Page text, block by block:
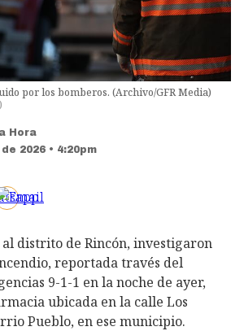
por los bomberos. (Archivo/GFR Media)
)
Hora
2026 • 4:20pm
distrito de Rincón, investigaron
reportada través del
9-1-1 en la noche de ayer,
ubicada en la calle Los
Pueblo, en ese municipio.